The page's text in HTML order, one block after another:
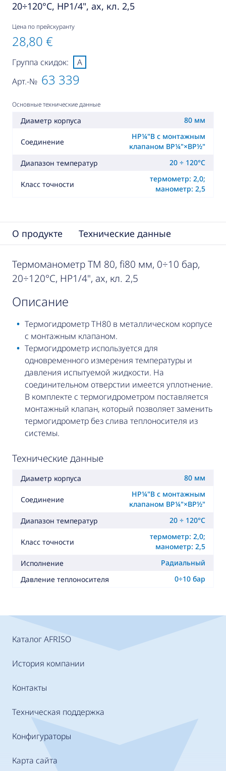
20÷120°C, НР1/4", ax, кл. 2,5
Цена по прейскуранту
28,80 €
Арт.-№ 63 339
Группа скидок: A
Основные технические данные
Диаметр корпуса 80 мм
Соединение
НР¼"B с монтажным
клапаном ВР¼"×ВР½"
Диапазон температур
20 ÷ 120°C
Класс точности
термометр: 2,0;
манометр: 2,5
О продукте Технические данные
Термоманометр TM 80, fi80 мм, 0÷10 бар,
20÷120°C, НР1/4", ax, кл. 2,5
описание
Термогидрометр TH80 в металлическом корпусе
с монтажным клапаном.
Термогидрометр используется для
одновременного измерения температуры и
давления испытуемой жидкости. На
соединительном отверстии имеется уплотнение.
В комплекте с термогидрометром поставляется
монтажный клапан, который позволяет заменить
термогидрометр без слива теплоносителя из
системы.
Технические данные
Диаметр корпуса 80 мм
Соединение
НР¼"B с монтажным
клапаном ВР¼"×ВР½"
Диапазон температур
20 ÷ 120°C
Класс точности
термометр: 2,0;
манометр: 2,5
Исполнение
Радиальный
Давление теплоносителя
0÷10 бар
Каталог AFRISO
История компании
Контакты
Техническая поддержка
Конфигураторы
Карта сайта